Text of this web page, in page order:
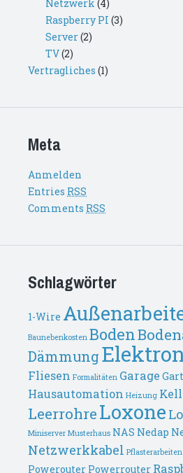
Netzwerk (4)
Raspberry PI (3)
Server(2)
TV(2)
Vertragliches (1)
Meta
Anmelden
Entries RSS
Comments RSS
Schlagwörter
1-Wire
Baunebenkosten Boden
Dämmung
Fliesen Formalitäten Garage
Hausautomation Heizung
LeerrohreLoxone
Miniserver Musterhaus NAS Nedap
Netzwerkkabel Pflasterarbeiten
Powerouter Powerrouter